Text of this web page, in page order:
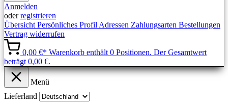
Anmelden
oderregistrieren
Übersicht Persönliches Profil Adressen Zahlungsarten Bestellungen
Vertrag widerrufen
0,00 €* Warenkorb enthält 0 Positionen. Der Gesamtwert
beträgt 0,00 €.
Menü
Lieferland